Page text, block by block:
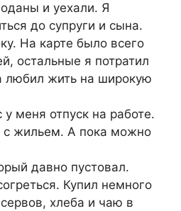
и уехали. Я
до супруги и сына.
На карте было всего
остальные я потратил
любил жить на широкую
меня отпуск на работе.
с жильем. А пока можно
давно пустовал.
Купил немного
хлеба и чаю в